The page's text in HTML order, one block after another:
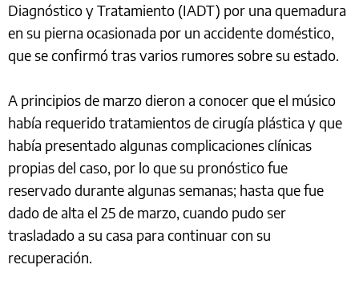
Diagnóstico y Tratamiento (IADT) por una quemadura
en su pierna ocasionada por un accidente doméstico,
que se confirmó tras varios rumores sobre su estado.
A principios de marzo dieron a conocer que el músico
había requerido tratamientos de cirugía plástica y que
había presentado algunas complicaciones clínicas
propias del caso, por lo que su pronóstico fue
reservado durante algunas semanas; hasta que fue
dado de alta el 25 de marzo, cuando pudo ser
trasladado a su casa para continuar con su
recuperación.